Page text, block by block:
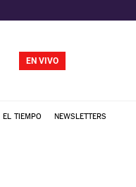
EN VIVO
EL TIEMPO NEWSLETTERS